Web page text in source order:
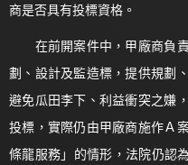
商是否具有投標資格。
在前開案件中，甲廠商負責
劃、設計及監造標，提供規劃
避免瓜田李下、利益衝突之嫌
投標，實際仍由甲廠商施作Ａ
條龍服務」的情形，法院仍認